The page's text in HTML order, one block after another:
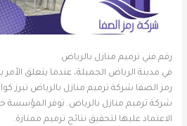
رقم فني ترميم منازل بالرياض
في مدينة الرياض الجميلة، عندما يتعلق
رمز الصفا شركة ترميم منازل بالرياض تبرز
شركة ترميم منازل بالرياض. توفر المؤسسة
الاعتماد عليها لتحقيق نتائج ترميم ممتازة.